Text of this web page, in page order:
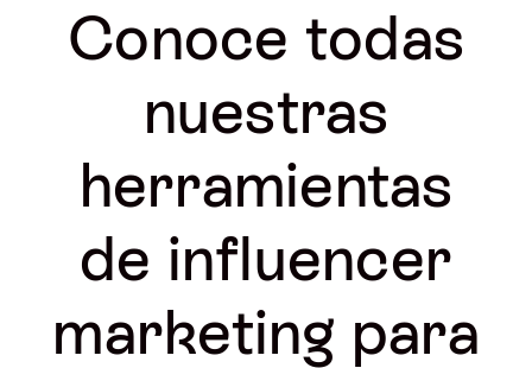
Conoce todas
nuestras
herramientas
de influencer
marketing para